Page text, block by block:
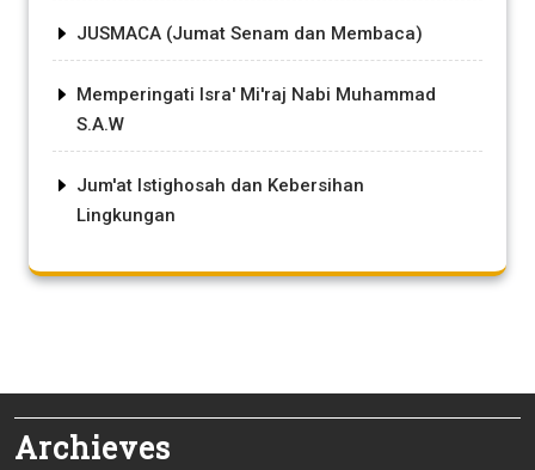
JUSMACA (Jumat Senam dan Membaca)
Memperingati Isra' Mi'raj Nabi Muhammad
S.A.W
Jum'at Istighosah dan Kebersihan
Lingkungan
Archieves